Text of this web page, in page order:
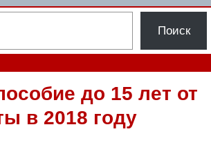
Поиск
до 15 лет от
в 2018 году